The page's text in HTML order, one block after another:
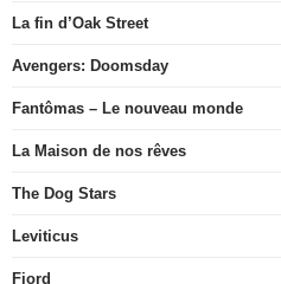
La fin d’Oak Street
Avengers: Doomsday
Fantômas – Le nouveau monde
La Maison de nos rêves
The Dog Stars
Leviticus